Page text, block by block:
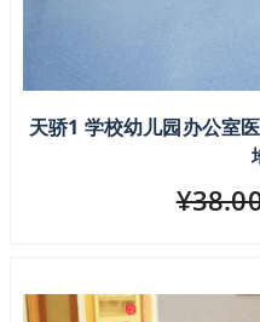
天骄1 学校幼儿园办公室